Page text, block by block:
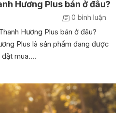
Hương Plus bán ở đâu?
0 bình luận
Hương Plus bán ở đâu?
Plus là sản phẩm đang được
đặt mua.…